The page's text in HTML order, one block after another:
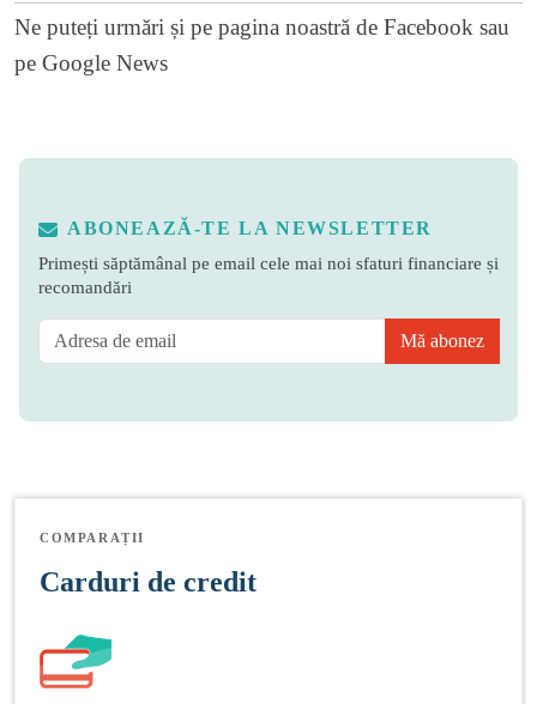
Ne puteți urmări și pe pagina noastră de Facebook sau
pe Google News
ABONEAZĂ-TE LA NEWSLETTER
Primești săptămânal pe email cele mai noi sfaturi financiare și
recomandări
Mă abonez
COMPARAȚII
Carduri de credit